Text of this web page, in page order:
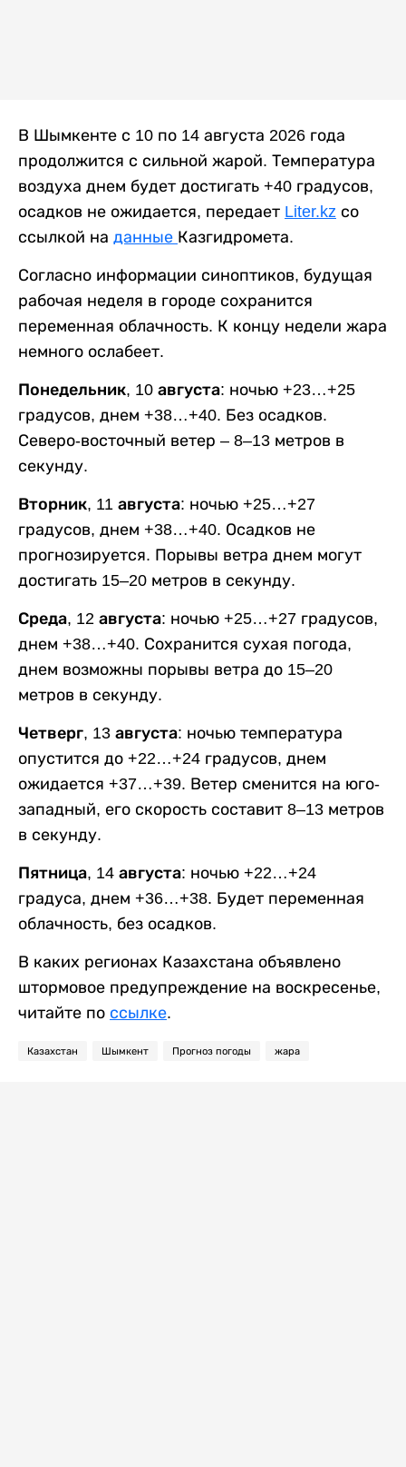
В Шымкенте с 10 по 14 августа 2026 года
продолжится с сильной жарой. Температура
воздуха днем будет достигать +40 градусов,
осадков не ожидается, передает Liter.kz со
ссылкой на данные Казгидромета.
Согласно информации синоптиков, будущая
рабочая неделя в городе сохранится
переменная облачность. К концу недели жара
немного ослабеет.
Понедельник, 10 августа: ночью +23…+25
градусов, днем +38…+40. Без осадков.
Северо-восточный ветер – 8–13 метров в
секунду.
Вторник, 11 августа: ночью +25…+27
градусов, днем +38…+40. Осадков не
прогнозируется. Порывы ветра днем могут
достигать 15–20 метров в секунду.
Среда, 12 августа: ночью +25…+27 градусов,
днем +38…+40. Сохранится сухая погода,
днем возможны порывы ветра до 15–20
метров в секунду.
Четверг, 13 августа: ночью температура
опустится до +22…+24 градусов, днем
ожидается +37…+39. Ветер сменится на юго-
западный, его скорость составит 8–13 метров
в секунду.
Пятница, 14 августа: ночью +22…+24
градуса, днем +36…+38. Будет переменная
облачность, без осадков.
В каких регионах Казахстана объявлено
штормовое предупреждение на воскресенье,
читайте по ссылке.
Казахстан Шымкент Прогноз погоды жара